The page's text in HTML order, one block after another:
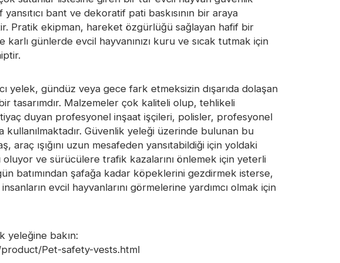
bant ve dekoratif pati baskısının bir araya
Pratik ekipman, hareket özgürlüğü sağlayan hafif bir
karlı günlerde evcil hayvanınızı kuru ve sıcak tutmak için
yelek, gündüz veya gece fark etmeksizin dışarıda dolaşan
tasarımdır. Malzemeler çok kaliteli olup, tehlikeli
duyan profesyonel inşaat işçileri, polisler, profesyonel
kullanılmaktadır. Güvenlik yeleği üzerinde bulunan bu
araç ışığını uzun mesafeden yansıtabildiği için yoldaki
oluyor ve sürücülere trafik kazalarını önlemek için yeterli
batımından şafağa kadar köpeklerini gezdirmek isterse,
evcil hayvanlarını görmelerine yardımcı olmak için
yeleğine bakın:
Pet-safety-vests.html